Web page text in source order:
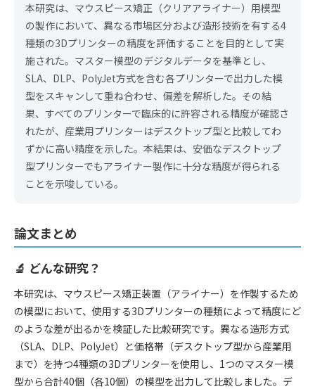
本研究は、マウスピース矯正（クリアアライナー）用模型
の製作において、異なる市場区分および造形技術を有する4
種類の3Dプリンターの精度を評価することを目的として実
施された。マスター模型のデジタルデータを基準とし、
SLA、DLP、PolyJet方式を含む各プリンターで出力した模
型をスキャンして重ね合わせ、偏差を解析した。その結
果、すべてのプリンターで臨床的に許容される精度が確認さ
れたが、産業用プリンターはデスクトップ型と比較してわ
ずかに高い精度を示した。本結果は、安価なデスクトップ
型プリンターでもアライナー製作に十分な精度が得られる
ことを示唆している。
論文まとめ
🔬 どんな研究？
本研究は、マウスピース矯正装置（アライナー）を作製するため
の模型において、使用する3Dプリンターの種類によって精度にど
のような差が出るかを検証した比較研究です。異なる造形方式
（SLA、DLP、PolyJet）と価格帯（デスクトップ型から産業用
まで）を持つ4種類の3Dプリンターを使用し、1つのマスター模
型から合計40個（各10個）の模型を出力して比較しました。デ